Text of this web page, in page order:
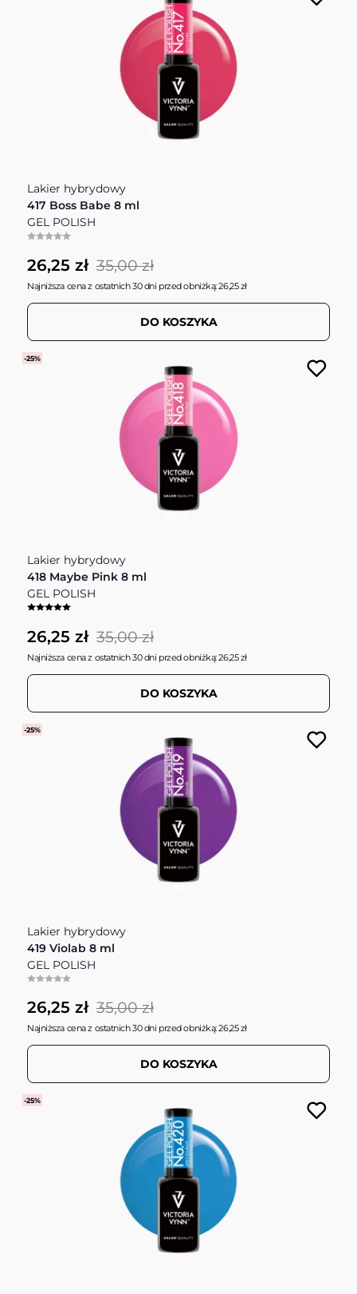
Lakier hybrydowy
417 Boss Babe 8 ml
GEL POLISH
26,25 zł 35,00 zł
Najniższa cena z ostatnich 30 dni przed obniżką: 26,25 zł
DO KOSZYKA
-25%
Lakier hybrydowy
418 Maybe Pink 8 ml
GEL POLISH
26,25 zł 35,00 zł
Najniższa cena z ostatnich 30 dni przed obniżką: 26,25 zł
DO KOSZYKA
-25%
Lakier hybrydowy
419 Violab 8 ml
GEL POLISH
26,25 zł 35,00 zł
Najniższa cena z ostatnich 30 dni przed obniżką: 26,25 zł
DO KOSZYKA
-25%